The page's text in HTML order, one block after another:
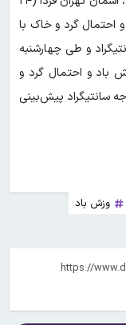
احتمال گرد و خاک با
دمای ۳۷ درجه سانتیگراد و طی ‌چهارشنبه
باد و احتمال گرد و
حداقل دمای ۲۹ و حداکثر دمای ۳۸ درجه سانتیگراد پیش‌بینی
وزش باد